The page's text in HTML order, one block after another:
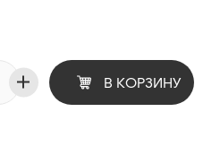
В КОРЗИНУ